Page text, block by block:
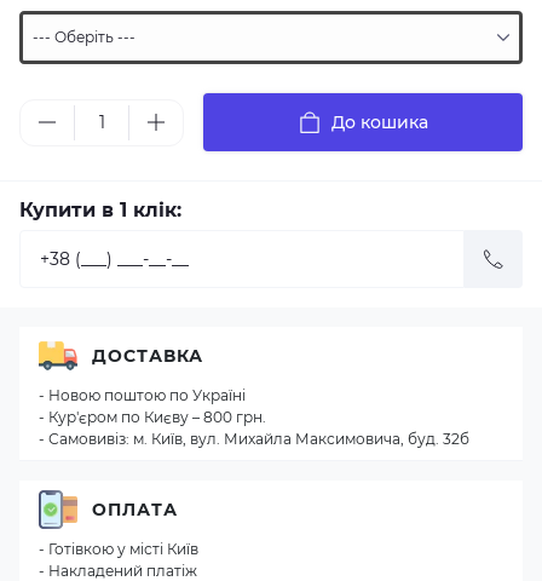
До кошика
Купити в 1 клік:
ДОСТАВКА
- Новою поштою по Україні
- Кур'єром по Києву – 800 грн.
- Самовивіз: м. Київ, вул. Михайла Максимовича, буд. 32б
ОПЛАТА
- Готівкою у місті Київ
- Накладений платіж